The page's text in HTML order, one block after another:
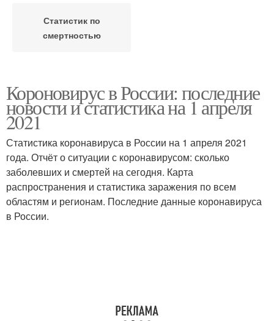
Статистик по
смертностью
Короновирус в России: последние
новости и статистика на 1 апреля
2021
Статистика коронавируса в России на 1 апреля 2021
года. Отчёт о ситуации с коронавирусом: сколько
заболевших и смертей на сегодня. Карта
распространения и статистика заражения по всем
областям и регионам. Последние данные коронавируса
в России.